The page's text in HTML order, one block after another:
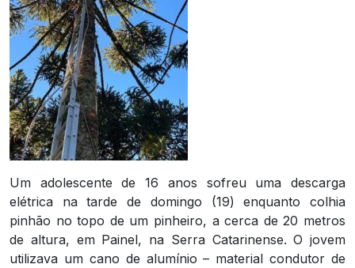
Um adolescente de 16 anos sofreu uma descarga
elétrica na tarde de domingo (19) enquanto colhia
pinhão no topo de um pinheiro, a cerca de 20 metros
de altura, em Painel, na Serra Catarinense. O jovem
utilizava um cano de alumínio – material condutor de